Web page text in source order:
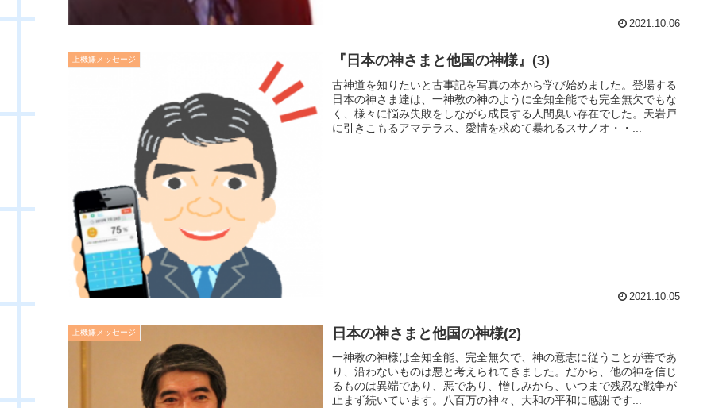
2021.10.06
上機嫌メッセージ 『日本の神さまと他国の神様』(3)
古神道を知りたいと古事記を写真の本から学び始めました。登場する
日本の神さま達は、一神教の神のように全知全能でも完全無欠でもな
く、様々に悩み失敗をしながら成長する人間臭い存在でした。天岩戸
に引きこもるアマテラス、愛情を求めて暴れるスサノオ・・...
2021.10.05
上機嫌メッセージ 日本の神さまと他国の神様(2)
一神教の神様は全知全能、完全無欠で、神の意志に従うことが善であ
り、沿わないものは悪と考えられてきました。だから、他の神を信じ
るものは異端であり、悪であり、憎しみから、いつまで残忍な戦争が
止まず続いています。八百万の神々、大和の平和に感謝です...